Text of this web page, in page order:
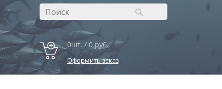
0шт. / 0 руб.
Оформить заказ